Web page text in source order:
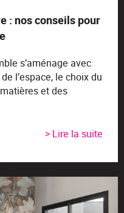
: nos conseils pour
s’aménage avec
l’espace, le choix du
et des
> Lire la suite